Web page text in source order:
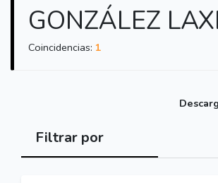
GONZÁLEZ
Coincidencias: 1
Filtrar por